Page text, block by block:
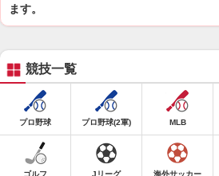
ます。
競技一覧
プロ野球 プロ野球(2軍) MLB
ゴルフ Jリーグ 海外サッカー